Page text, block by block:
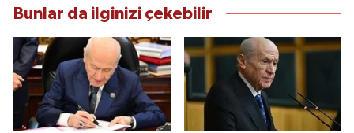
Bunlar da ilginizi çekebilir